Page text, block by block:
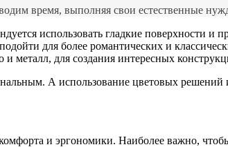
время, выполняя свои естественные
использовать гладкие поверхности и
для более романтических и
металл, для создания интересных
А использование цветовых решений
и эргономики. Наиболее важно,